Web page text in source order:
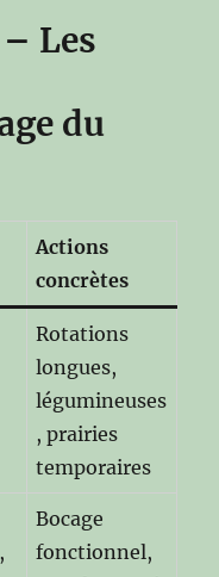
Les
du
Actions
concrètes
Rotations
longues,
légumineuses
, prairies
temporaires
Bocage
fonctionnel,